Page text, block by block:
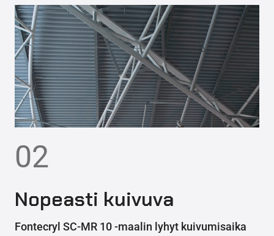
02
Nopeasti kuivuva
Fontecryl SC-MR 10 -maalin lyhyt kuivumisaika